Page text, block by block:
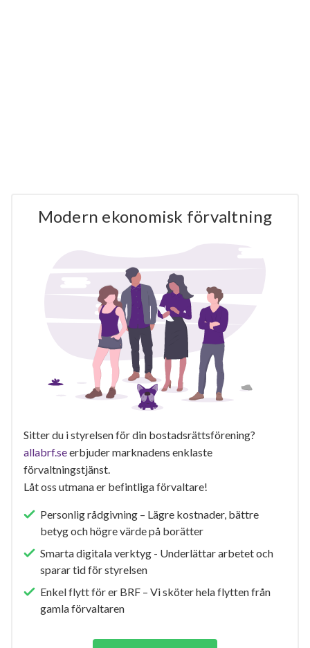
Modern ekonomisk förvaltning
Sitter du i styrelsen för din bostadsrättsförening?
allabrf.seerbjuder marknadens enklaste
förvaltningstjänst.
Låt oss utmana er befintliga förvaltare!
Personlig rådgivning – Lägre kostnader, bättre
betyg och högre värde på borätter
Smarta digitala verktyg - Underlättar arbetet och
sparar tid för styrelsen
Enkel flytt för er BRF – Vi sköter hela flytten från
gamla förvaltaren